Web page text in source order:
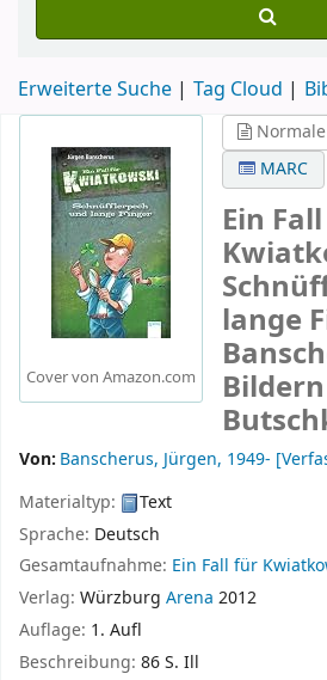
Erweiterte Suche Tag Cloud
Cover von Amazon.com
MARC
Ein
lange
Von: Banscherus, Jürgen, 1949-
Materialtyp:
Text
Sprache: Deutsch
Gesamtaufnahme: Ein Fall für
Verlag: Würzburg Arena 2012
Auflage: 1. Aufl
Beschreibung: 86 S. Ill